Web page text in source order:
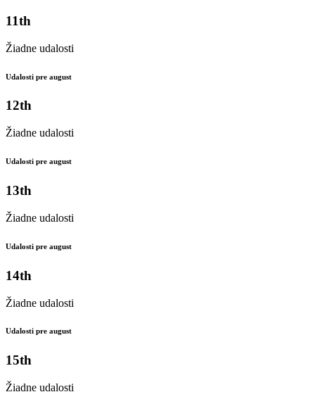
11th
Žiadne udalosti
Udalosti pre august
12th
Žiadne udalosti
Udalosti pre august
13th
Žiadne udalosti
Udalosti pre august
14th
Žiadne udalosti
Udalosti pre august
15th
Žiadne udalosti